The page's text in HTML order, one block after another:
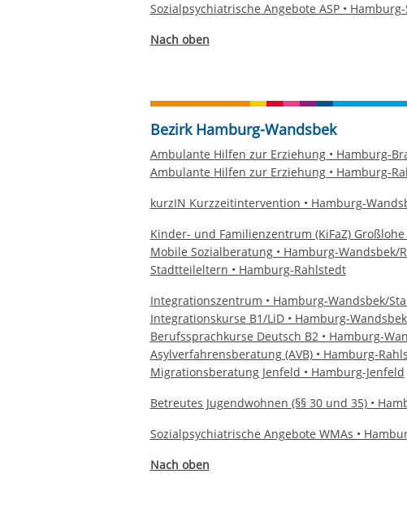
Sozialpsychiatrische Angebote ASP •
Nach oben
Bezirk Hamburg-Wandsbek
Ambulante Hilfen zur Erziehung • Hamburg-
Ambulante Hilfen zur Erziehung • Hamburg-
kurzIN Kurzzeitintervention • Hamburg-
Kinder- und Familienzentrum (KiFaZ)
Mobile Sozialberatung • Hamburg-Wandsbek/
Stadtteileltern • Hamburg-Rahlstedt
Integrationszentrum • Hamburg-Wandsbek/
Integrationskurse B1/LiD • Hamburg-
Berufssprachkurse Deutsch B2 • Hamburg-
Asylverfahrensberatung (AVB) • Hamburg-
Migrationsberatung Jenfeld • Hamburg-Jenfeld
Betreutes Jugendwohnen (§§ 30 und 35) •
Sozialpsychiatrische Angebote WMAs •
Nach oben